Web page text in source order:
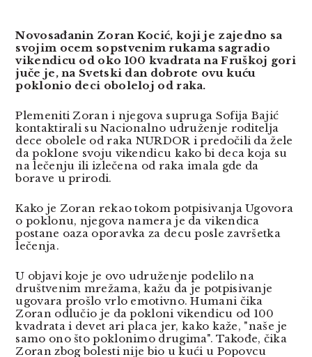
Novosađanin Zoran Kocić, koji je zajedno sa
svojim ocem sopstvenim rukama sagradio
vikendicu od oko 100 kvadrata na Fruškoj gori
juče je, na Svetski dan dobrote ovu kuću
poklonio deci oboleloj od raka.
Plemeniti Zoran i njegova supruga Sofija Bajić
kontaktirali su Nacionalno udruženje roditelja
dece obolele od raka NURDOR i predočili da žele
da poklone svoju vikendicu kako bi deca koja su
na lečenju ili izlečena od raka imala gde da
borave u prirodi.
Kako je Zoran rekao tokom potpisivanja Ugovora
o poklonu, njegova namera je da vikendica
postane oaza oporavka za decu posle završetka
lečenja.
U objavi koje je ovo udruženje podelilo na
društvenim mrežama, kažu da je potpisivanje
ugovara prošlo vrlo emotivno. Humani čika
Zoran odlučio je da pokloni vikendicu od 100
kvadrata i devet ari placa jer, kako kaže, "naše je
samo ono što poklonimo drugima". Takođe, čika
Zoran zbog bolesti nije bio u kući u Popovcu